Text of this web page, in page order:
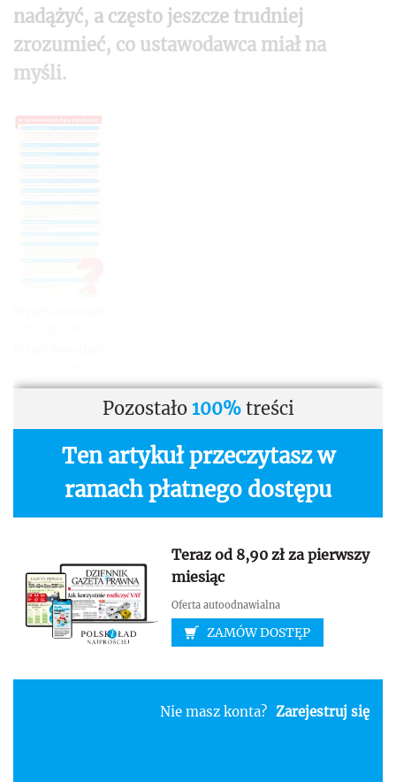
nadążyć, a często jeszcze trudniej
zrozumieć, co ustawodawca miał na
myśli.
Pozostało 100%treści
Ten artykuł przeczytasz w
ramach płatnego dostępu
Teraz od 8,90 zł za pierwszy
miesiąc
Oferta autoodnawialna
ZAMÓW DOSTĘP
Nie masz konta? Zarejestruj się